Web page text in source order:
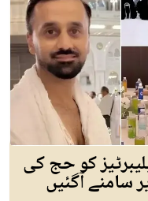
کو حج کی
آگئیں